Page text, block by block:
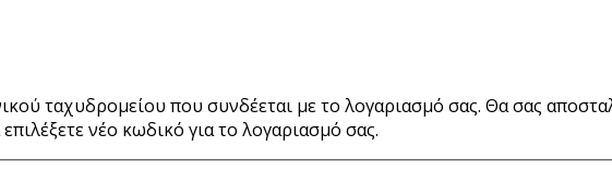
ταχυδρομείου που συνδέεται με το λογαριασμό σας. Θα σας
νέο κωδικό για το λογαριασμό σας.